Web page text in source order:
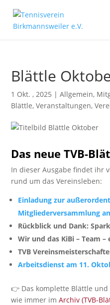
Blättle
1 Okt. , 2025 |Allgemein,
Blättle,Veranstaltungen,
Das neue TVB-
In dieser Ausgabe findet ihr
rund um das Vereinsleben:
Einladung zur
Mitgliederversammlung
Rückblick und Dank:
Wir und das KiBi – Team –
TVB
Arbeitsdienst am 11.
👉 Das komplette Blättle
wie immer imArchiv (TVB-